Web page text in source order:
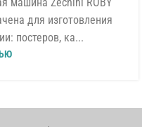
для изготовления
постеров, ка...